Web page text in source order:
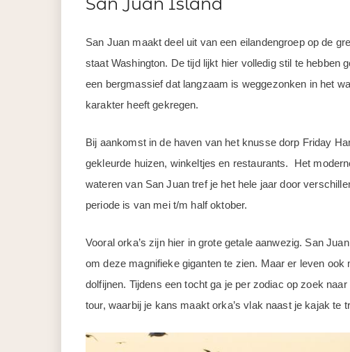
San Juan maakt deel uit van een eilandengroep op de
staat Washington. De tijd lijkt hier volledig stil te hebben
een bergmassief dat langzaam is weggezonken in het
karakter heeft gekregen.
Bij aankomst in de haven van het knusse dorp Friday
gekleurde huizen, winkeltjes en restaurants. Het
wateren van San Juan tref je het hele jaar door
periode is van mei t/m half oktober.
Vooral orka’s zijn hier in grote getale aanwezig. San
om deze magnifieke giganten te zien. Maar er leven
dolfijnen. Tijdens een tocht ga je per zodiac op zoek
tour, waarbij je kans maakt orka’s vlak naast je kajak te